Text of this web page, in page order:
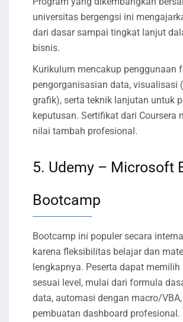
universitas bergengsi ini
dari dasar sampai tingkat lanjut
bisnis.
Kurikulum mencakup penggunaan
pengorganisasian data, visualisasi
grafik), serta teknik lanjutan untuk
keputusan. Sertifikat dari Coursera
nilai tambah profesional.
5. Udemy – Microsoft
Bootcamp
Bootcamp ini populer secara
karena fleksibilitas belajar dan
lengkapnya. Peserta dapat memilih
sesuai level, mulai dari formula
data, automasi dengan macro/
pembuatan dashboard profesional.